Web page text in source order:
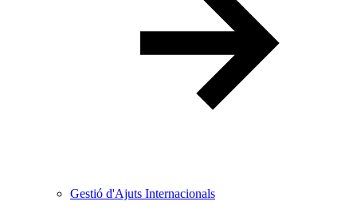
Gestió d'Ajuts Internacionals